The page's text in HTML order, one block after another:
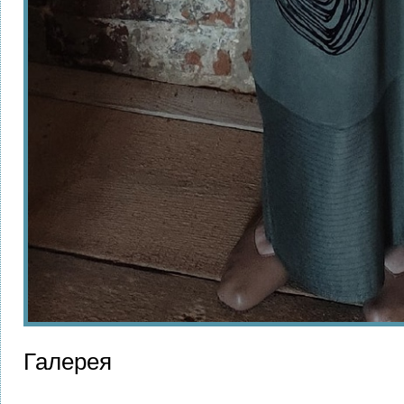
Галерея